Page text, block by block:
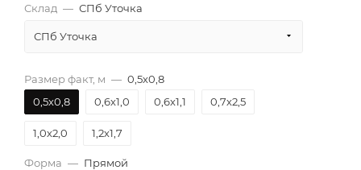
Склад — СПб Уточка
СПб Уточка
Размер факт, м — 0,5х0,8
0,5х0,8
0,6х1,0 0,6х1,1 0,7х2,5
1,0х2,0 1,2х1,7
Форма — Прямой